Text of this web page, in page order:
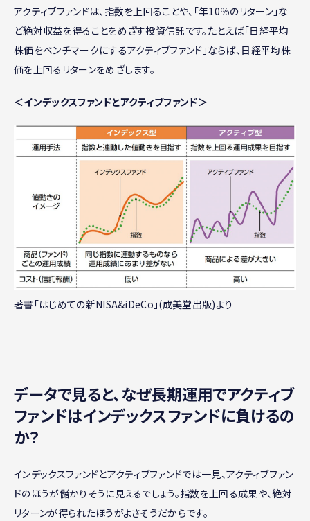
アクティブファンドは、指数を上回ることや、「年10％のリターン」な
ど絶対収益を得ることをめざす投資信託です。たとえば「日経平均
株価をベンチマークにするアクティブファンド」ならば、日経平均株
価を上回るリターンをめざします。
＜インデックスファンドとアクティブファンド＞
著書「はじめての新NISA&iDeCo」(成美堂出版)より
データで見ると、なぜ長期運用でアクティブ
ファンドはインデックスファンドに負けるの
か？
インデックスファンドとアクティブファンドでは一見、アクティブファン
ドのほうが儲かりそうに見えるでしょう。指数を上回る成果や、絶対
リターンが得られたほうがよさそうだからです。